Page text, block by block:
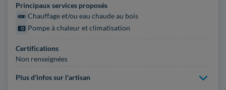
Principaux services proposés
Chauffage et/ou eau chaude au bois
Pompe à chaleur et climatisation
Certifications
Non renseignées
Plus d'infos sur l'artisan